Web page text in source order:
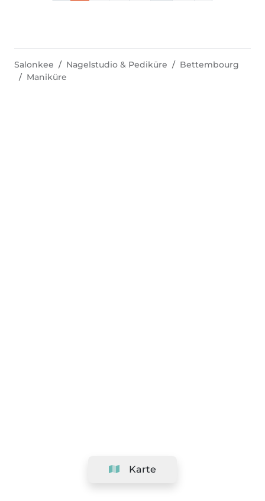
Karte
Salonkee Nagelstudio & Pediküre
Bettembourg
Maniküre